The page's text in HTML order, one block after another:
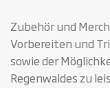
Zubehör und
Vorbereiten und
sowie der
Regenwaldes zu